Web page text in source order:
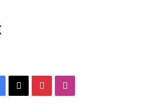
Facebook
X Pinterest